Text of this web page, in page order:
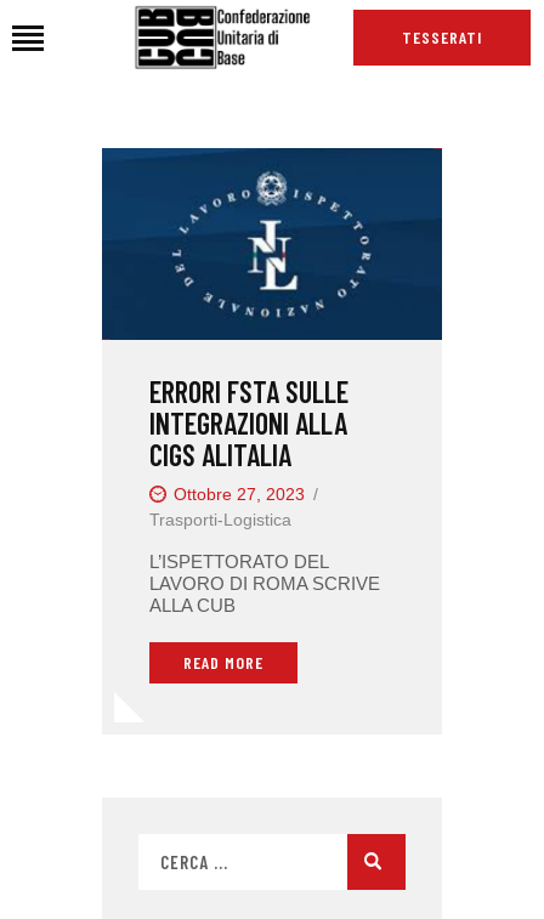
TESSERATI
CHI SIAMO
INTERNAZIONALE
RASSEGNA STAMPA
ERRORI FSTA SULLE
INTEGRAZIONI ALLA
CIGS ALITALIA
Ottobre 27, 2023
Trasporti-Logistica
L’ISPETTORATO DEL
LAVORO DI ROMA SCRIVE
ALLA CUB
READ MORE